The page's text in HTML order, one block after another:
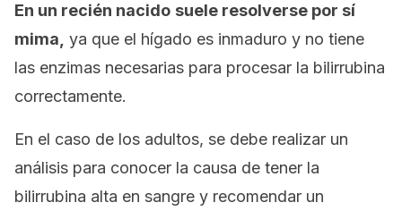
En un recién nacido suele resolverse por sí
mima, ya que el hígado es inmaduro y no tiene
las enzimas necesarias para procesar la bilirrubina
correctamente.
En el caso de los adultos, se debe realizar un
análisis para conocer la causa de tener la
bilirrubina alta en sangre y recomendar un